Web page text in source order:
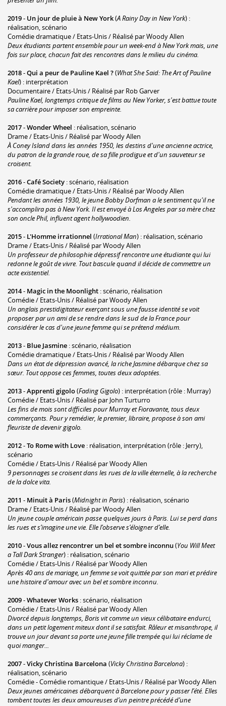
2019- Un jour de pluie à New York(A Rainy Day in New York) :
réalisation, scénario
Comédie dramatique / Etats-Unis / Réalisé par Woody Allen
Deux étudiants partent ensemble pour un week-end à New York mais, une
fois sur place, chacun fait des rencontres dans le milieu du cinéma.
2018-Qui a peur de Pauline Kael ?(What She Said: The Art of Pauline
Kael) : interprétation
Documentaire / Etats-Unis / Réalisé par Rob Garver
Pauline Kael, longtemps critique de films au New Yorker, s'est battue toute
sa carrière pour imposer son empreinte.
2017-Wonder Wheel : réalisation, scénario
Drame / Etats-Unis / Réalisé par Woody Allen
À Coney Island dans les années 1950, les destins d'une ancienne actrice,
du patron de la grande roue, de sa fille prodigue et d'un sauveteur se
croisent.
2016-Café Society : scénario, réalisation
Comédie dramatique / Etats-Unis / Réalisé par Woody Allen
Pendant les années 1930, le jeune Bobby Dorfman a le sentiment qu'il ne
s'accomplira pas à New York. Il est envoyé à Los Angeles par sa mère chez
son oncle Phil, influent agent hollywoodien.
2015- L'Homme irrationnel (Irrational Man) : réalisation, scénario
Drame / Etats-Unis / Réalisé par Woody Allen
Un professeur de philosophie dépressif rencontre une étudiante qui lui
redonne le goût de vivre. Tout bascule quand il décide de commettre un
acte existentiel.
2014- Magic in the Moonlight : scénario, réalisation
Comédie / Etats-Unis / Réalisé par Woody Allen
Un anglais prestidigitateur exerçant sous une fausse identité se voit
proposer par un ami de se rendre dans le sud de la France pour
considérer le cas d'une jeune femme qui se prétend médium.
2013- Blue Jasmine : scénario, réalisation
Comédie dramatique / Etats-Unis / Réalisé par Woody Allen
Dans un état de dépression avancé, la riche Jasmine débarque chez sa
sœur. Tout oppose ces femmes, toutes deux adoptées.
2013-Apprenti gigolo(Fading Gigolo) : interprétation (rôle : Murray)
Comédie / Etats-Unis / Réalisé par John Turturro
Les fins de mois sont difficiles pour Murray et Fioravante, tous deux
commerçants. Pour y remédier, le premier, libraire, propose à son ami
fleuriste de devenir gigolo.
2012-To Rome with Love : réalisation, interprétation (rôle : Jerry),
scénario
Comédie / Etats-Unis / Réalisé par Woody Allen
9 personnages se croisent dans les rues de la ville éternelle, à la recherche
de la dolce vita.
2011 - Minuit à Paris(Midnight in Paris) : réalisation, scénario
Drame / Etats-Unis / Réalisé par Woody Allen
Un jeune couple américain passe quelques jours à Paris. Lui se perd dans
les rues et s’imagine une vie. Elle l’observe s’éloigner d’elle.
2010-Vous allez rencontrer un bel et sombre inconnu(You Will Meet
a Tall Dark Stranger) : réalisation, scénario
Comédie / Etats-Unis / Réalisé par Woody Allen
Après 40 ans de mariage, un femme se voit quittée par son mari et prédire
une histoire d'amour avec un bel et sombre inconnu.
2009-Whatever Works : scénario, réalisation
Comédie / Etats-Unis / Réalisé par Woody Allen
Divorcé depuis longtemps, Boris vit comme un vieux célibataire endurci,
dans un petit logement miteux dont il se satisfait. Râleur et misanthrope, il
trouve un jour devant sa porte une jeune fille trempée qui lui réclame de
quoi manger...
2007-Vicky Christina Barcelona (Vicky Christina Barcelona) :
réalisation, scénario
Comédie - Comédie romantique / Etats-Unis / Réalisé par Woody Allen
Deux jeunes américaines débarquent à Barcelone pour y passer l’été. Elles
tombent toutes les deux amoureuses d’un peintre précédé d’une